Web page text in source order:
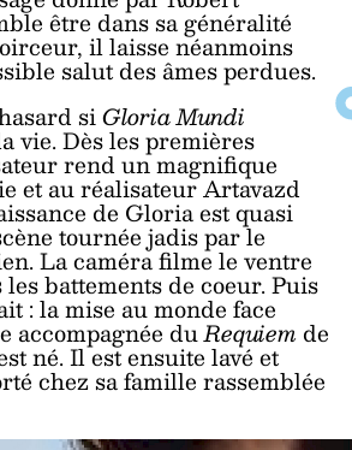
être dans sa généralité
il laisse néanmoins
salut des âmes perdues.
siGloria Mundi
vie. Dès les premières
rend un magnifique
et au réalisateur Artavazd
de Gloria est quasi
tournée jadis par le
La caméra filme le ventre
les battements de coeur. Puis
: la mise au monde face
accompagnée duRequiemde
né. Il est ensuite lavé et
chez sa famille rassemblée